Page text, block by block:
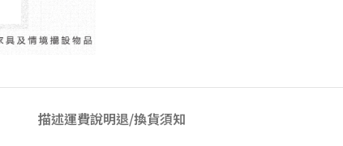
描述運費說明退/換貨須知